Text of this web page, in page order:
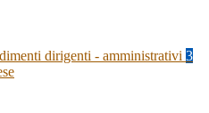
dirigenti - amministrativi 3